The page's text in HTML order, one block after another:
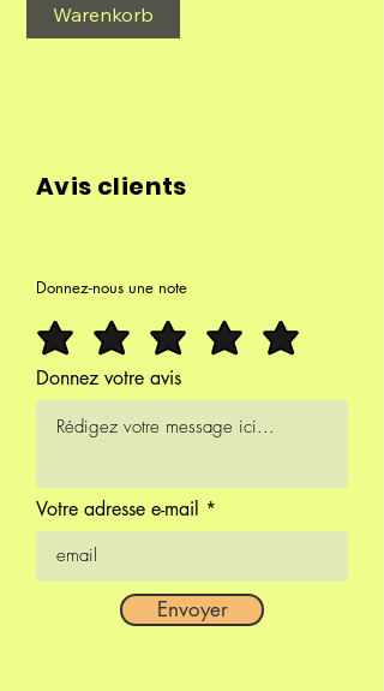
Warenkorb
Avis clients
Donnez-nous une note
Donnez votre avis
Votre adresse e-mail
Envoyer